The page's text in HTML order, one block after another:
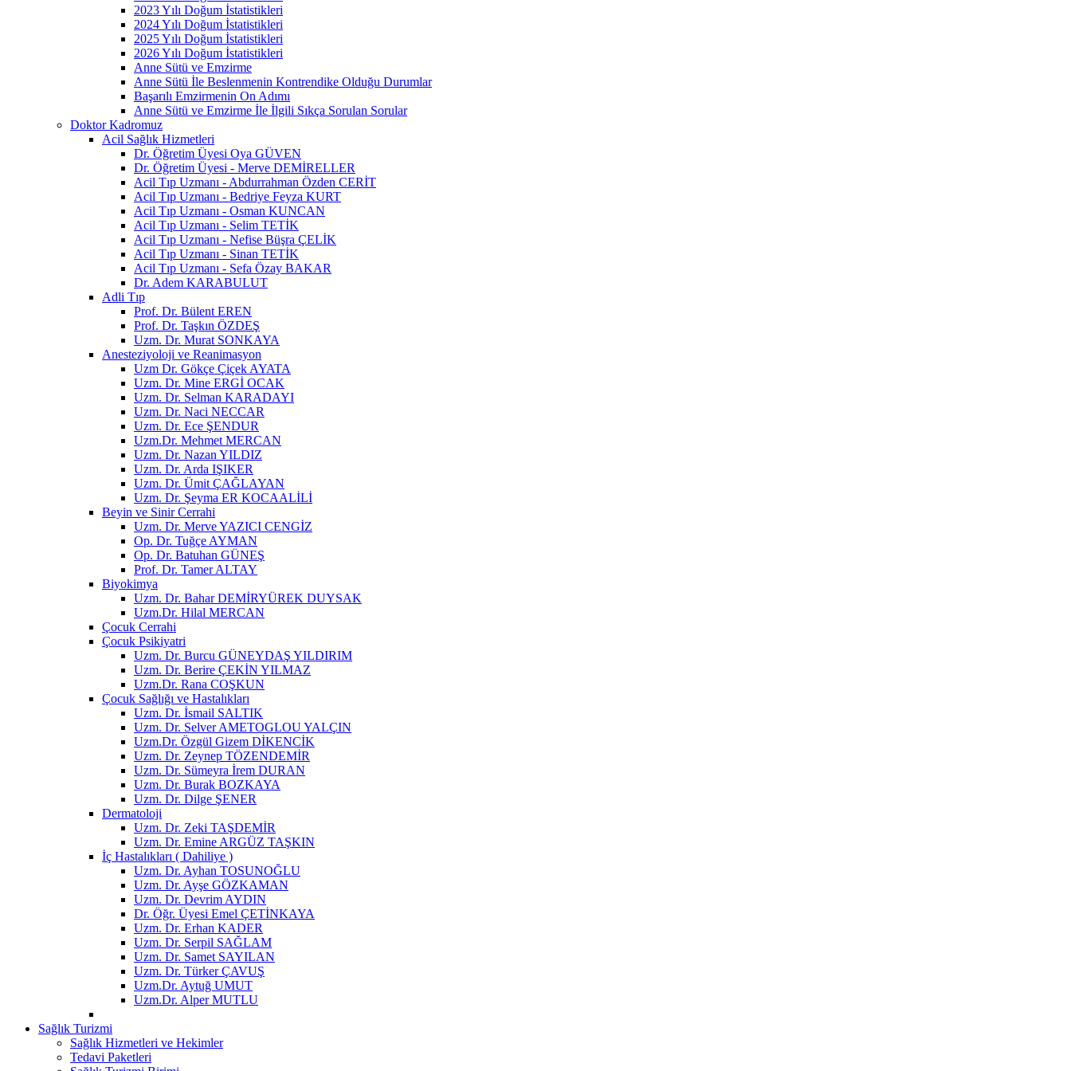
2023 Yılı Doğum İstatistikleri
2024 Yılı Doğum İstatistikleri
2025 Yılı Doğum İstatistikleri
2026 Yılı Doğum İstatistikleri
Anne Sütü ve Emzirme
Anne Sütü İle Beslenmenin Kontrendike Olduğu Durumlar
Başarılı Emzirmenin On Adımı
Anne Sütü ve Emzirme İle İlgili Sıkça Sorulan Sorular
Doktor Kadromuz
Acil Sağlık Hizmetleri
Dr. Öğretim Üyesi Oya GÜVEN
Dr. Öğretim Üyesi - Merve DEMİRELLER
Acil Tıp Uzmanı - Abdurrahman Özden CERİT
Acil Tıp Uzmanı - Bedriye Feyza KURT
Acil Tıp Uzmanı - Osman KUNCAN
Acil Tıp Uzmanı - Selim TETİK
Acil Tıp Uzmanı - Nefise Büşra ÇELİK
Acil Tıp Uzmanı - Sinan TETİK
Acil Tıp Uzmanı - Sefa Özay BAKAR
Dr. Adem KARABULUT
Adli Tıp
Prof. Dr. Bülent EREN
Prof. Dr. Taşkın ÖZDEŞ
Uzm. Dr. Murat SONKAYA
Anesteziyoloji ve Reanimasyon
Uzm Dr. Gökçe Çiçek AYATA
Uzm. Dr. Mine ERGİ OCAK
Uzm. Dr. Selman KARADAYI
Uzm. Dr. Naci NECCAR
Uzm. Dr. Ece ŞENDUR
Uzm.Dr. Mehmet MERCAN
Uzm. Dr. Nazan YILDIZ
Uzm. Dr. Arda IŞIKER
Uzm. Dr. Ümit ÇAĞLAYAN
Uzm. Dr. Şeyma ER KOCAALİLİ
Beyin ve Sinir Cerrahi
Uzm. Dr. Merve YAZICI CENGİZ
Op. Dr. Tuğçe AYMAN
Op. Dr. Batuhan GÜNEŞ
Prof. Dr. Tamer ALTAY
Biyokimya
Uzm. Dr. Bahar DEMİRYÜREK DUYSAK
Uzm.Dr. Hilal MERCAN
Çocuk Cerrahi
Çocuk Psikiyatri
Uzm. Dr. Burcu GÜNEYDAŞ YILDIRIM
Uzm. Dr. Berire ÇEKİN YILMAZ
Uzm.Dr. Rana COŞKUN
Çocuk Sağlığı ve Hastalıkları
Uzm. Dr. İsmail SALTIK
Uzm. Dr. Selver AMETOGLOU YALÇIN
Uzm.Dr. Özgül Gizem DİKENCİK
Uzm. Dr. Zeynep TÖZENDEMİR
Uzm. Dr. Sümeyra İrem DURAN
Uzm. Dr. Burak BOZKAYA
Uzm. Dr. Dilge ŞENER
Dermatoloji
Uzm. Dr. Zeki TAŞDEMİR
Uzm. Dr. Emine ARGÜZ TAŞKIN
İç Hastalıkları ( Dahiliye )
Uzm. Dr. Ayhan TOSUNOĞLU
Uzm. Dr. Ayşe GÖZKAMAN
Uzm. Dr. Devrim AYDIN
Dr. Öğr. Üyesi Emel ÇETİNKAYA
Uzm. Dr. Erhan KADER
Uzm. Dr. Serpil SAĞLAM
Uzm. Dr. Samet SAYILAN
Uzm. Dr. Türker ÇAVUŞ
Uzm.Dr. Aytuğ UMUT
Uzm.Dr. Alper MUTLU
Sağlık Turizmi
Sağlık Hizmetleri ve Hekimler
Tedavi Paketleri